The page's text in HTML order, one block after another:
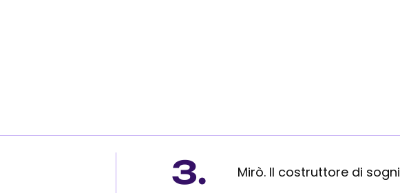
3. Mirò. Il costruttore di sogni